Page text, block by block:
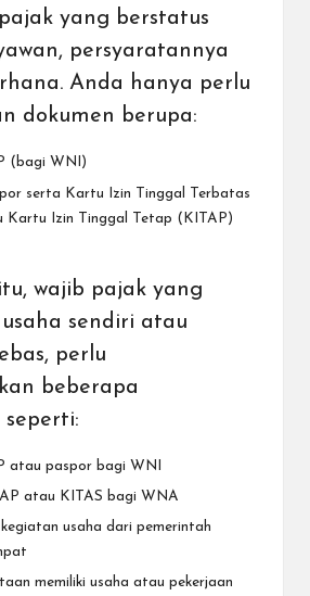
yang berstatus
persyaratannya
Anda hanya perlu
dokumen berupa:
(bagi WNI)
serta Kartu Izin Tinggal Terbatas
Kartu Izin Tinggal Tetap (KITAP)
wajib pajak yang
sendiri atau
perlu
beberapa
atau paspor bagi WNI
atau KITAS bagi WNA
usaha dari pemerintah
memiliki usaha atau pekerjaan